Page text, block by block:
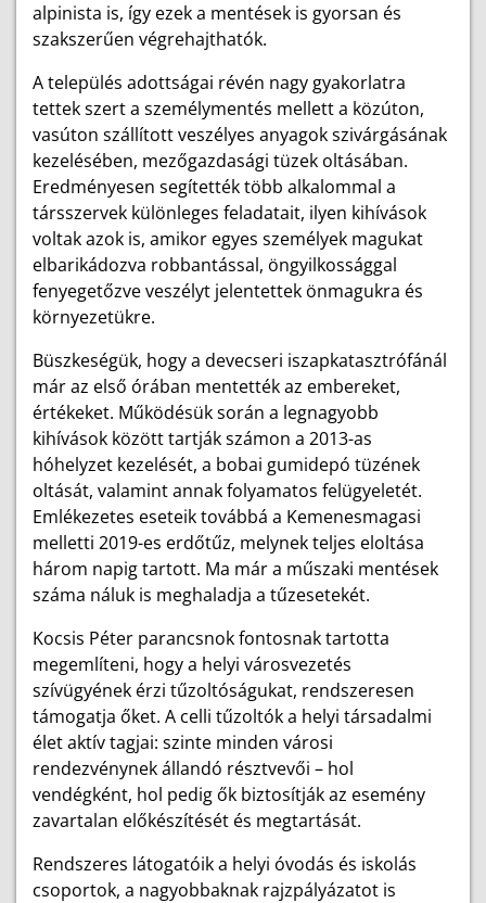
alpinista is, így ezek a mentések is gyorsan és
szakszerűen végrehajthatók.
A település adottságai révén nagy gyakorlatra
tettek szert a személymentés mellett a közúton,
vasúton szállított veszélyes anyagok szivárgásának
kezelésében, mezőgazdasági tüzek oltásában.
Eredményesen segítették több alkalommal a
társszervek különleges feladatait, ilyen kihívások
voltak azok is, amikor egyes személyek magukat
elbarikádozva robbantással, öngyilkossággal
fenyegetőzve veszélyt jelentettek önmagukra és
környezetükre.
Büszkeségük, hogy a devecseri iszapkatasztrófánál
már az első órában mentették az embereket,
értékeket. Működésük során a legnagyobb
kihívások között tartják számon a 2013-as
hóhelyzet kezelését, a bobai gumidepó tüzének
oltását, valamint annak folyamatos felügyeletét.
Emlékezetes eseteik továbbá a Kemenesmagasi
melletti 2019-es erdőtűz, melynek teljes eloltása
három napig tartott. Ma már a műszaki mentések
száma náluk is meghaladja a tűzesetekét.
Kocsis Péter parancsnok fontosnak tartotta
megemlíteni, hogy a helyi városvezetés
szívügyének érzi tűzoltóságukat, rendszeresen
támogatja őket. A celli tűzoltók a helyi társadalmi
élet aktív tagjai: szinte minden városi
rendezvénynek állandó résztvevői – hol
vendégként, hol pedig ők biztosítják az esemény
zavartalan előkészítését és megtartását.
Rendszeres látogatóik a helyi óvodás és iskolás
csoportok, a nagyobbaknak rajzpályázatot is